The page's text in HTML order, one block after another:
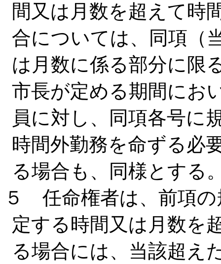
間又は月数を超えて時
合については、同項（
は月数に係る部分に限
市長が定める期間にお
員に対し、同項各号に
時間外勤務を命ずる必
る場合も、同様とする
５ 任命権者は、前項の
定する時間又は月数を
る場合には、当該超え